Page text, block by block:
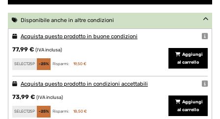
Disponibile anche in altre condizioni
Acquista questo prodotto in buone condizioni
77,99 € (IVA inclusa)
SELECT25P -25% Risparmi: 19,50 €
Aggiungi
al carrello
Acquista questo prodotto in condizioni accettabili
73,99 € (IVA inclusa)
SELECT25P -25% Risparmi: 18,50 €
Aggiungi
al carrello